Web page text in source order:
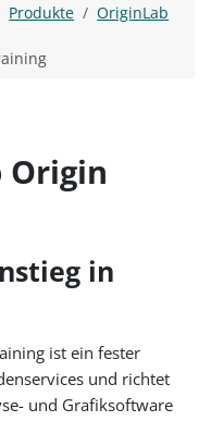
Produkte
OriginLab
Origin
in
ist ein fester
und richtet
und Grafiksoftware